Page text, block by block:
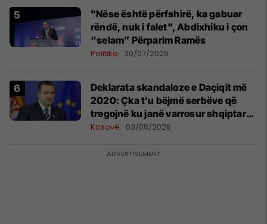
"Nëse është përfshirë, ka gabuar
rëndë, nuk i falet", Abdixhiku i çon
“selam” Përparim Ramës
Politikë 30/07/2026
​Deklarata skandaloze e Daçiqit më
2020: Çka t'u bëjmë serbëve që
tregojnë ku janë varrosur shqiptarët
në Serbi
Kosovë 03/08/2026